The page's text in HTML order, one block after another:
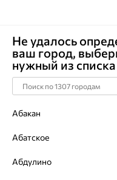
Главная Каталог
Подвеска,
красный, 112-
Артикул:
Не удалось
ваш город,
нужный из
Абакан
Абатское
Абдулино